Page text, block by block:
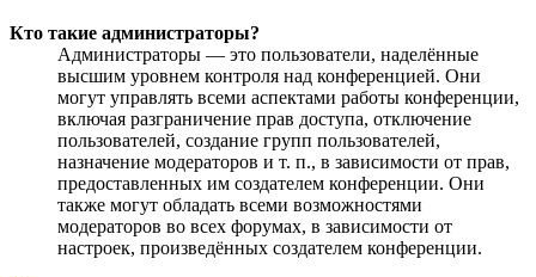
Кто такие администраторы?
Администраторы — это пользователи, наделённые
высшим уровнем контроля над конференцией. Они
могут управлять всеми аспектами работы конференции,
включая разграничение прав доступа, отключение
пользователей, создание групп пользователей,
назначение модераторов и т. п., в зависимости от прав,
предоставленных им создателем конференции. Они
также могут обладать всеми возможностями
модераторов во всех форумах, в зависимости от
настроек, произведённых создателем конференции.